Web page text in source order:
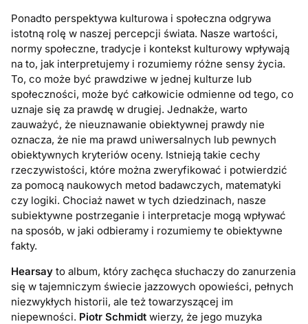
Ponadto perspektywa kulturowa i społeczna odgrywa
istotną rolę w naszej percepcji świata. Nasze wartości,
normy społeczne, tradycje i kontekst kulturowy wpływają
na to, jak interpretujemy i rozumiemy różne sensy życia.
To, co może być prawdziwe w jednej kulturze lub
społeczności, może być całkowicie odmienne od tego, co
uznaje się za prawdę w drugiej. Jednakże, warto
zauważyć, że nieuznawanie obiektywnej prawdy nie
oznacza, że nie ma prawd uniwersalnych lub pewnych
obiektywnych kryteriów oceny. Istnieją takie cechy
rzeczywistości, które można zweryfikować i potwierdzić
za pomocą naukowych metod badawczych, matematyki
czy logiki. Chociaż nawet w tych dziedzinach, nasze
subiektywne postrzeganie i interpretacje mogą wpływać
na sposób, w jaki odbieramy i rozumiemy te obiektywne
fakty.
Hearsay to album, który zachęca słuchaczy do zanurzenia
się w tajemniczym świecie jazzowych opowieści, pełnych
niezwykłych historii, ale też towarzyszącej im
niepewności. Piotr Schmidt wierzy, że jego muzyka